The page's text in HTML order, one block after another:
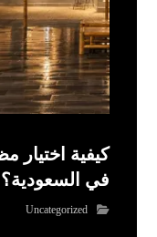
كيفية اختيار
في
Uncategorized